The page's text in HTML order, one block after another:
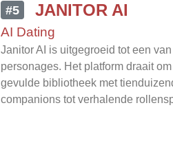
#5 JANITOR AI
AI Dating
Janitor AI is uitgegroeid tot een
personages. Het platform draait
gevulde bibliotheek met
companions tot verhalende